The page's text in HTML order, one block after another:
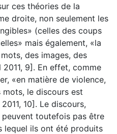
ces théories de la
droite, non seulement les
(celles des coups
mais également, «la
des images, des
9]. En effet, comme
«en matière de violence,
le discours est
10]. Le discours,
peuvent toutefois pas être
lequel ils ont été produits